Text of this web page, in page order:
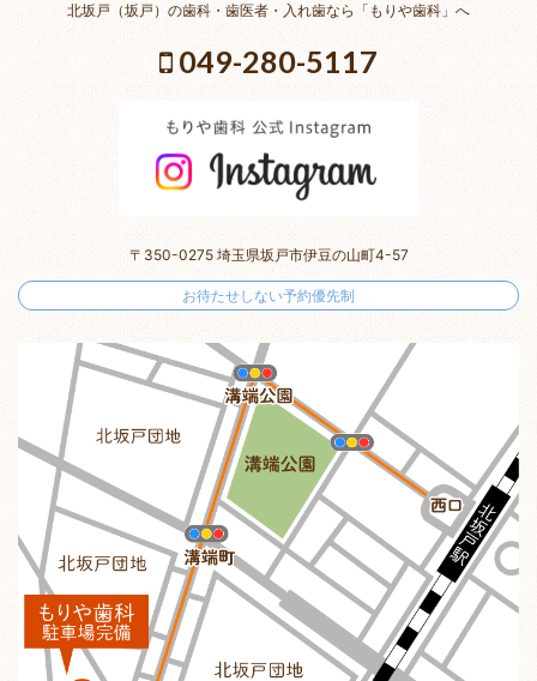
北坂戸（坂戸）の歯科・歯医者・入れ歯なら「もりや歯科」へ
049-280-5117
〒350-0275 埼玉県坂戸市伊豆の山町4-57
お待たせしない予約優先制